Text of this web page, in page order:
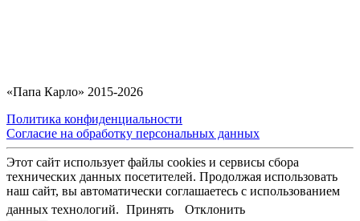
«Папа Карло» 2015-2026
Политика конфиденциальности
Согласие на обработку персональных данных
Этот сайт использует файлы cookies и сервисы сбора
технических данных посетителей. Продолжая использовать
наш сайт, вы автоматически соглашаетесь с использованием
данных технологий. Принять Отклонить